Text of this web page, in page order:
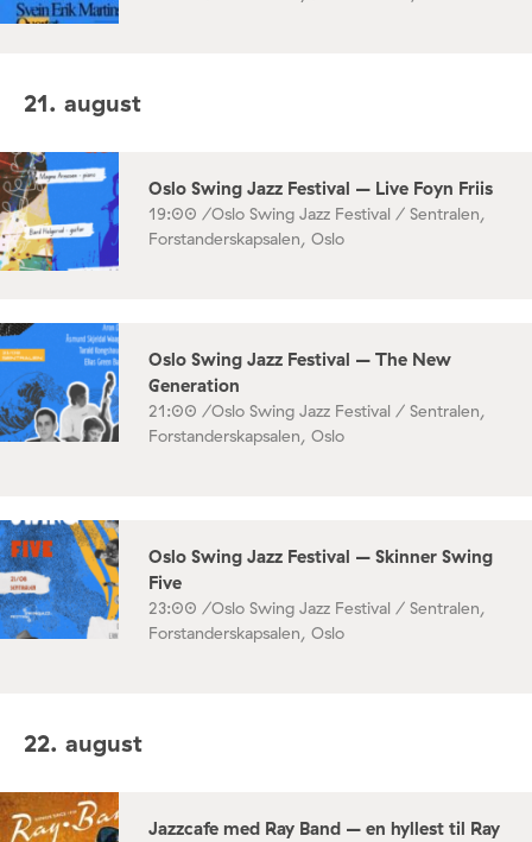
21. august
Oslo Swing Jazz Festival – Live Foyn Friis
19:00 /Oslo Swing Jazz Festival / Sentralen,
Forstanderskapsalen, Oslo
Oslo Swing Jazz Festival – The New
Generation
21:00 /Oslo Swing Jazz Festival / Sentralen,
Forstanderskapsalen, Oslo
Oslo Swing Jazz Festival – Skinner Swing
Five
23:00 /Oslo Swing Jazz Festival / Sentralen,
Forstanderskapsalen, Oslo
22. august
Jazzcafe med Ray Band – en hyllest til Ray